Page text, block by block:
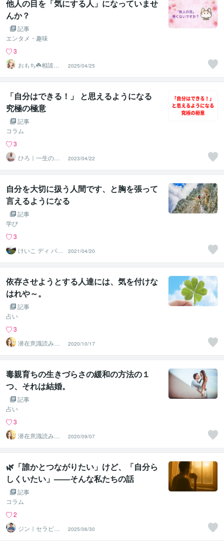
他人の目を「気にする人」になっていませ
んか？
記事
エンタメ・趣味
3
おもち☘️相談歴4
年目！心の寄り
添い人
2025/04/25
「自分はできる！」 と思えるようになる
究極の極意
記事
コラム
3
ひろ｜一生の自
信を育てる心理
学の専門家
2023/04/22
自分を大切に扱う人間です、と胸を張って
言えるようになる
記事
学び
3
けいこ ディ パー
チェ inローマ
2021/04/20
依存させようとする人達には、気を付けな
はれや～。
記事
占い
3
潜在意識読み取
り・中立鑑定／
ゆうみひかり
2020/10/17
毒親育ちの生きづらさの緩和の方法の１
つ、それは結婚。
記事
占い
3
潜在意識読み取
り・中立鑑定／
ゆうみひかり
2020/09/07
🌿「誰かとつながりたい」けど、「自分ら
しくいたい」——そんな私たちの話
記事
コラム
2
ジン｜セラピス
ト〜現実解析の
2025/06/30